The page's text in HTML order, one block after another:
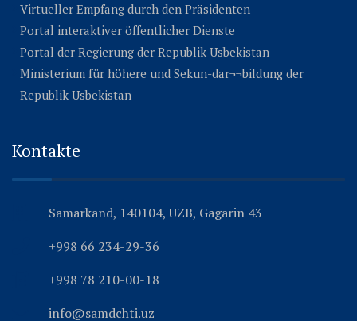
Virtueller Empfang durch den Präsidenten
Portal interaktiver öffentlicher Dienste
Portal der Regierung der Republik Usbekistan
Ministerium für höhere und Sekun-dar¬¬bildung der
Republik Usbekistan
Kontakte
Samarkand, 140104, UZB, Gagarin 43
+998 66 234-29-36
+998 78 210-00-18
info@samdchti.uz